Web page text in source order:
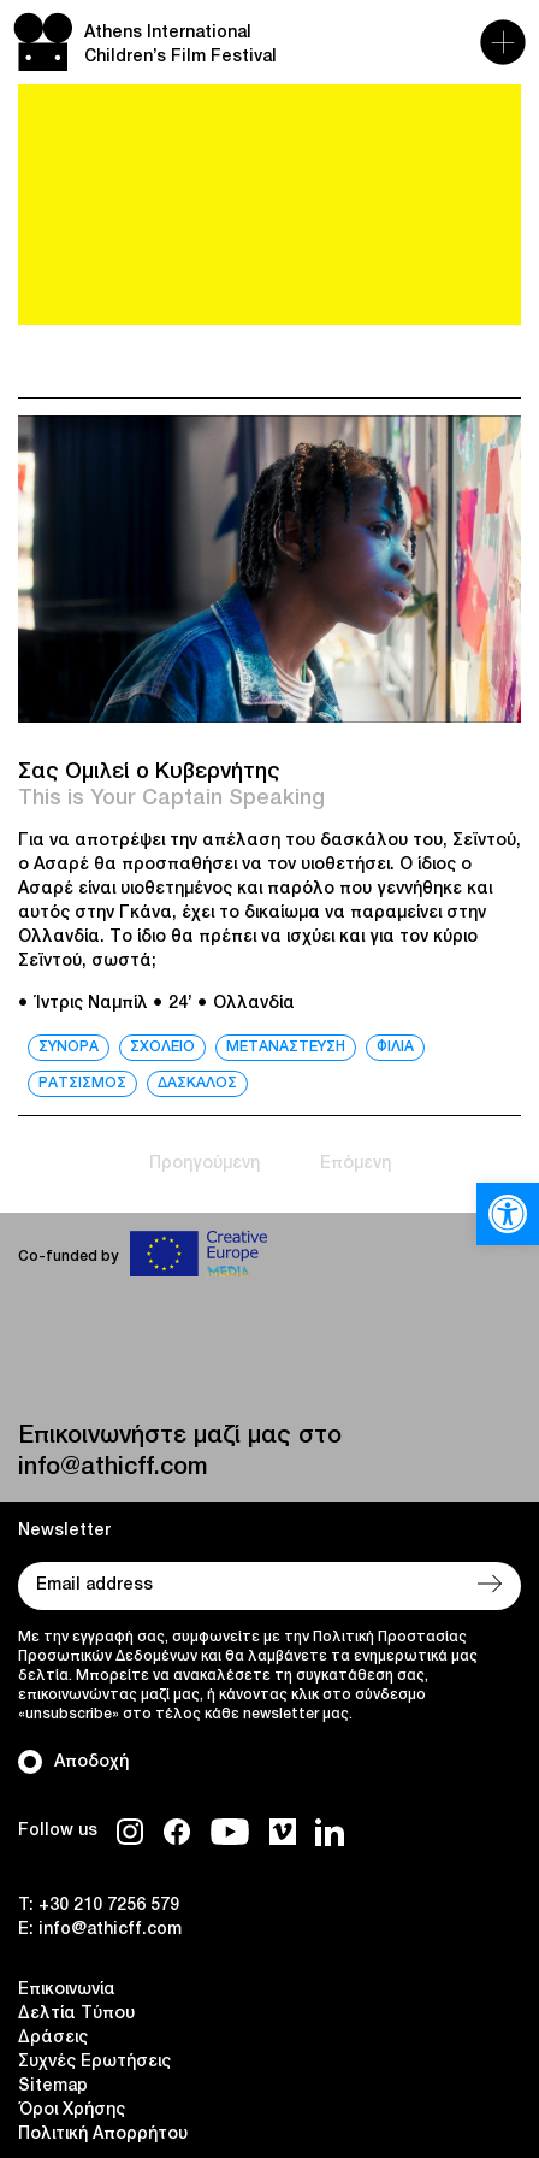
Athens International
Children’s Film Festival
Σας Ομιλεί ο Κυβερνήτης
This is Your Captain Speaking
Για να αποτρέψει την απέλαση του δασκάλου του, Σεϊντού,
ο Ασαρέ θα προσπαθήσει να τον υιοθετήσει. Ο ίδιος ο
Ασαρέ είναι υιοθετημένος και παρόλο που γεννήθηκε και
αυτός στην Γκάνα, έχει το δικαίωμα να παραμείνει στην
Ολλανδία. Το ίδιο θα πρέπει να ισχύει και για τον κύριο
Σεϊντού, σωστά;
● Ίντρις Ναμπίλ ● 24’ ● Ολλανδία
ΣΥΝΟΡΑ ΣΧΟΛΕΙΟ ΜΕΤΑΝΑΣΤΕΥΣΗ ΦΙΛΙΑ
ΡΑΤΣΙΣΜΟΣ ΔΑΣΚΑΛΟΣ
Προηγούμενη Επόμενη
Co-funded by
Επικοινωνήστε μαζί μας στο
info@athicff.com
Follow us
T: +30 210 7256 579
E:
info@athicff.com
Επικοινωνία
Δελτία Τύπου
Δράσεις
Συχνές Ερωτήσεις
Sitemap
Όροι Χρήσης
Πολιτική Απορρήτου
Newsletter
Αποδοχή
Με την εγγραφή σας, συμφωνείτε με την Πολιτική Προστασίας
Προσωπικών Δεδομένων και θα λαμβάνετε τα ενημερωτικά μας
δελτία. Μπορείτε να ανακαλέσετε τη συγκατάθεση σας,
επικοινωνώντας μαζί μας, ή κάνοντας κλικ στο σύνδεσμο
«unsubscribe» στο τέλος κάθε newsletter μας.